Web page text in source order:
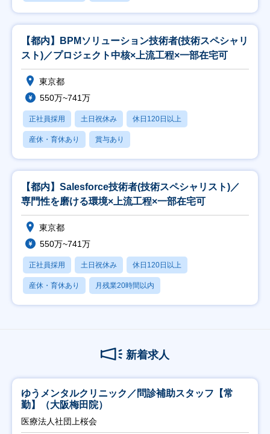
【都内】BPMソリューション技術者(技術スペシャリ
スト)／プロジェクト中核×上流工程×一部在宅可
東京都
550万~741万
正社員採用 土日祝休み 休日120日以上
産休・育休あり 賞与あり
【都内】Salesforce技術者(技術スペシャリスト)／
専門性を磨ける環境×上流工程×一部在宅可
東京都
550万~741万
正社員採用 土日祝休み 休日120日以上
産休・育休あり 月残業20時間以内
新着求人
ゆうメンタルクリニック／問診補助スタッフ【常
勤】（大阪梅田院）
医療法人社団上桜会